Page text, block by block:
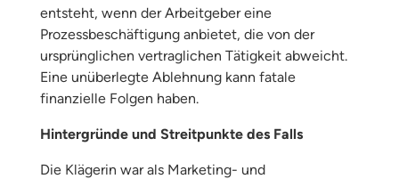
entsteht, wenn der Arbeitgeber eine
Prozessbeschäftigung anbietet, die von der
ursprünglichen vertraglichen Tätigkeit abweicht.
Eine unüberlegte Ablehnung kann fatale
finanzielle Folgen haben.
Hintergründe und Streitpunkte des Falls
Die Klägerin war als Marketing- und